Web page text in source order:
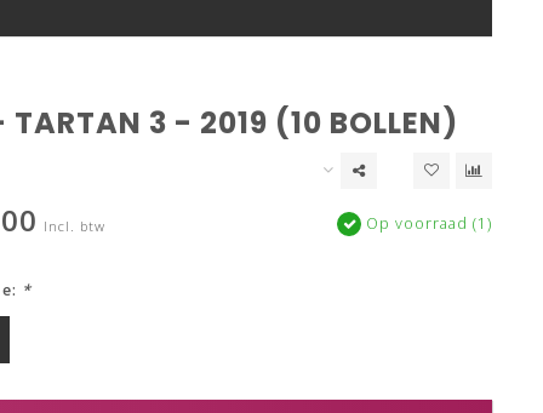
TARTAN 3 - 2019 (10 BOLLEN)
Incl. btw Op voorraad (1)
*